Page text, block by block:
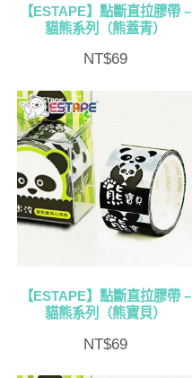
【ESTAPE】點斷直拉膠帶 –
貓熊系列（熊蓋青）
NT$69
【ESTAPE】點斷直拉膠帶 –
貓熊系列（熊寶貝）
NT$69